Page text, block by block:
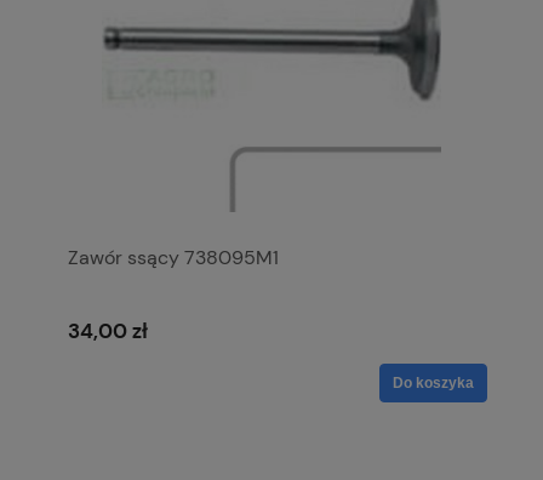
Zawór ssący 738095M1
34,00 zł
Do koszyka